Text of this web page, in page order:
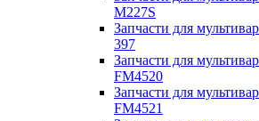
M227S
Запчасти для
397
Запчасти для
FM4520
Запчасти для
FM4521